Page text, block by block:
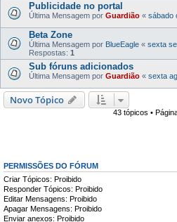
Publicidade no portal
Última Mensagem por Guardião « sábado
Beta Zone
Última Mensagem por BlueEagle « sexta
Respostas: 1
Sub fóruns adicionados
Última Mensagem por Guardião « sexta
Novo Tópico
43 tópicos •
PERMISSÕES DO FÓRUM
Criar Tópicos: Proibido
Responder Tópicos: Proibido
Editar Mensagens: Proibido
Apagar Mensagens: Proibido
Enviar anexos: Proibido